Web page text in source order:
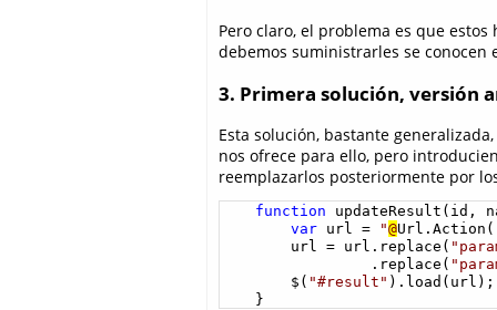
Pero claro, el problema es que
debemos suministrarles se conocen
3. Primera solución, versión
Esta solución, bastante
nos ofrece para ello, pero
reemplazarlos posteriormente por
function updateResult(id,
var url = "@Url.Action(
url = url.replace(
.replace(
$( "#result" ).load(url);
}